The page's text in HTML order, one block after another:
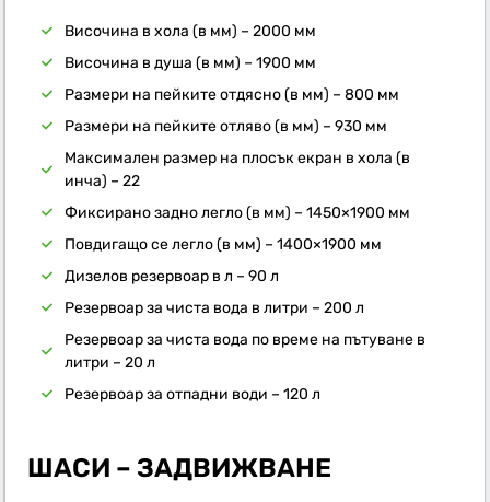
Височина в хола (в мм) – 2000 мм
Височина в душа (в мм) – 1900 мм
Размери на пейките отдясно (в мм) – 800 мм
Размери на пейките отляво (в мм) – 930 мм
Максимален размер на плосък екран в хола (в
инча) – 22
Фиксирано задно легло (в мм) – 1450×1900 мм
Повдигащо се легло (в мм) – 1400×1900 мм
Дизелов резервоар в л – 90 л
Резервоар за чиста вода в литри – 200 л
Резервоар за чиста вода по време на пътуване в
литри – 20 л
Резервоар за отпадни води – 120 л
ШАСИ – ЗАДВИЖВАНЕ